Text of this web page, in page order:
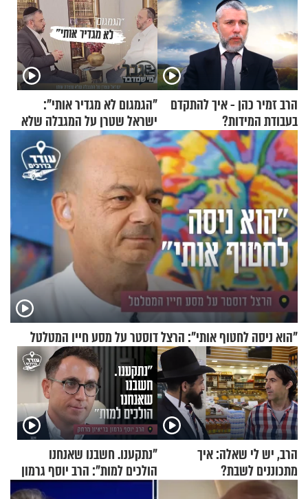
הרב זמיר כהן - איך להתקדם
בעבודת המידות?
"הגמגום לא מגדיר אותי":
ישראל שטרן על המגבלה שלא
עוצרת אותו
"הוא ניסה לחטוף אותי": הרצל דוסטר על מסע חייו המטלטל
הרב, יש לי שאלה: איך
מתכוננים לשבת?
"נתקענו. חשבנו שאנחנו
הולכים למות": הרב יוסף גרמון
בריאיון מרתק